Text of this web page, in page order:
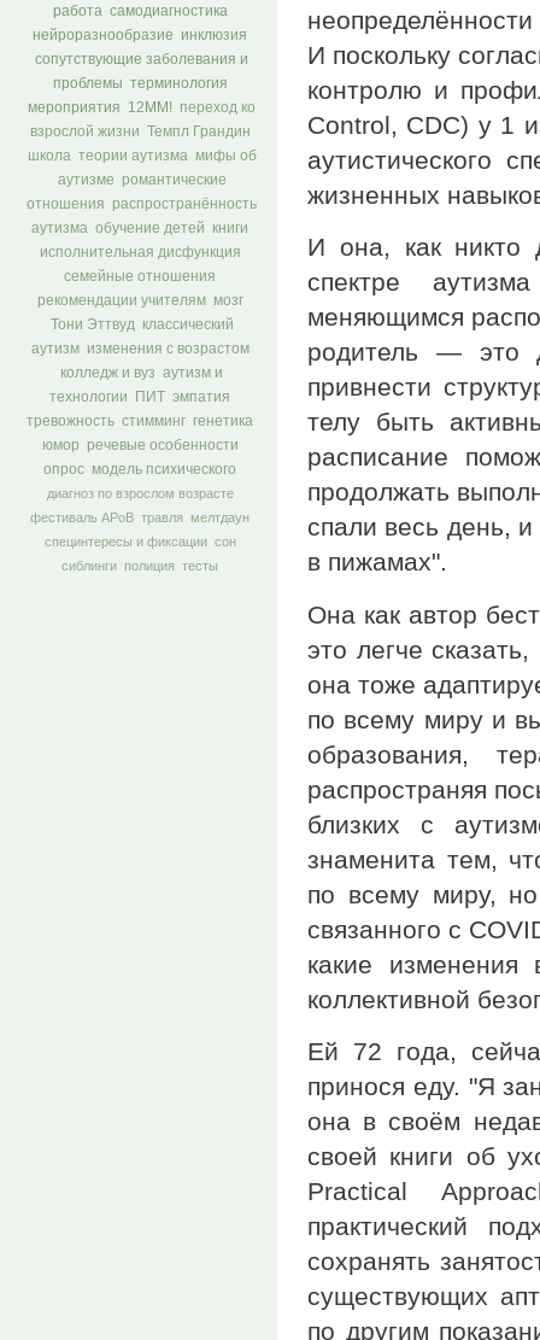
работа самодиагностика
нейроразнообразие инклюзия
сопутствующие заболевания и
проблемы терминология
мероприятия 12ММ! переход ко
взрослой жизни
Темпл Грандин
школа теории аутизма
мифы об
аутизме
романтические
отношения
распространённость
аутизма обучение детей
книги
исполнительная дисфункция
семейные отношения
рекомендации учителям
мозг
Тони Эттвуд
классический
аутизм
изменения с возрастом
колледж и вуз аутизм и
технологии
ПИТ
эмпатия
тревожность стимминг генетика
юмор
речевые особенности
опрос модель психического
диагноз по взрослом возрасте
фестиваль АРоВ травля мелтдаун
специнтересы и фиксации сон
сиблинги полиция тесты
И поскольку
контролю и
Control, CDC) у 1
аутистического
жизненных
И она, как никто
спектре
меняющимся
родитель — это
привнести
телу быть
расписание
продолжать
спали весь день,
в пижамах".
Она как автор
это легче
она тоже
по всему миру и
образования,
распространяя
близких с
знаменита тем,
по всему миру,
связанного с
какие
коллективной
Ей 72 года,
принося еду. "Я
она в своём
своей книги об
Practical
практический
сохранять
существующих
по другим